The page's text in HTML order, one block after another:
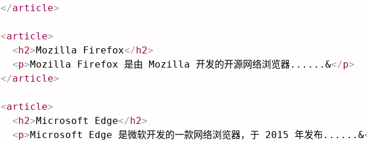
</article>
<article>
<h2>Mozilla Firefox</h2>
<p>Mozilla Firefox 是由 Mozilla 开发的开源网络浏览器......&</p>
</article>
<article>
<h2>Microsoft Edge</h2>
<p>Microsoft Edge 是微软开发的一款网络浏览器，于 2015 年发布......&